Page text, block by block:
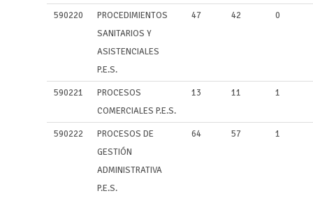
590220
PROCEDIMIENTOS
SANITARIOS Y
ASISTENCIALES
P.E.S.
47 42 0
590221
PROCESOS
COMERCIALES P.E.S.
13 11 1
590222
PROCESOS DE
GESTIÓN
ADMINISTRATIVA
P.E.S.
64 57 1